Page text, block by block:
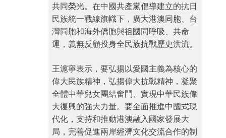
共同榮光。在中國共產黨倡導建立的抗日
民族統一戰線旗幟下，廣大港澳同胞、台
灣同胞和海外僑胞與祖國同呼吸、共命
運，義無反顧投身全民族抗戰歷史洪流。
王滬寧表示，要弘揚以愛國主義為核心的
偉大民族精神，弘揚偉大抗戰精神，凝聚
全體中華兒女團結奮鬥、實現中華民族偉
大復興的強大力量。要全面推進中國式現
代化，支持和推動港澳融入國家發展大
局，完善促進兩岸經濟文化交流合作的制